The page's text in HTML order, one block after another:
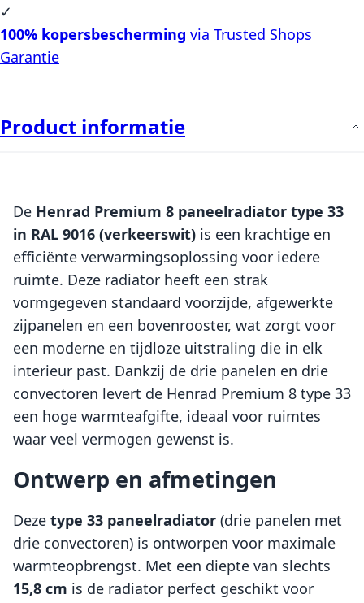
✓
100% kopersbescherming via Trusted Shops
Garantie
Product informatie
De Henrad Premium 8 paneelradiator type 33
in RAL 9016 (verkeerswit) is een krachtige en
efficiënte verwarmingsoplossing voor iedere
ruimte. Deze radiator heeft een strak
vormgegeven standaard voorzijde, afgewerkte
zijpanelen en een bovenrooster, wat zorgt voor
een moderne en tijdloze uitstraling die in elk
interieur past. Dankzij de drie panelen en drie
convectoren levert de Henrad Premium 8 type 33
een hoge warmteafgifte, ideaal voor ruimtes
waar veel vermogen gewenst is.
Ontwerp en afmetingen
Deze type 33 paneelradiator (drie panelen met
drie convectoren) is ontworpen voor maximale
warmteopbrengst. Met een diepte van slechts
15,8 cm is de radiator perfect geschikt voor